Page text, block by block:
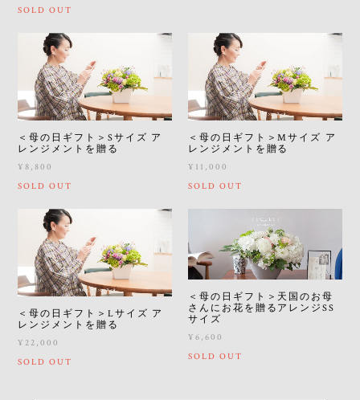
SOLD OUT
＜母の日ギフト＞Sサイズ ア
レンジメントを贈る
¥8,800
SOLD OUT
＜母の日ギフト＞Mサイズ ア
レンジメントを贈る
¥11,000
SOLD OUT
＜母の日ギフト＞Lサイズ ア
レンジメントを贈る
¥22,000
SOLD OUT
＜母の日ギフト＞天国のお母
さんにお花を贈るアレンジSS
サイズ
¥6,600
SOLD OUT